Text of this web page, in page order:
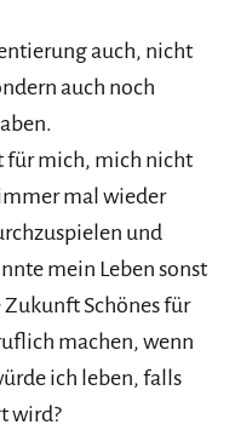
auch, nicht
auch noch
mich, mich nicht
mal wieder
und
mein Leben sonst
Zukunft Schönes für
machen, wenn
ich leben, falls
wird?